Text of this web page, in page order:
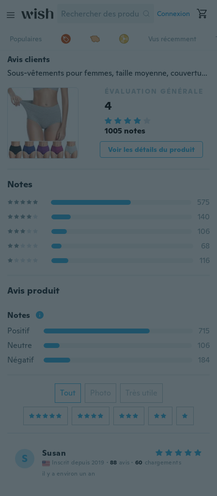
Connexion
Populaires Vus récemment
Avis clients
Sous-vêtements pour femmes, taille moyenne, couverture complète, culottes respirantes pour dames, culottes pour femmes. 1 paquet ou 4 paquets
ÉVALUATION GÉNÉRALE
4
1005 notes
Voir les détails du produit
Notes
575
140
106
68
116
Avis produit
Notes
Positif
715
Neutre
106
Négatif
184
Tout Photo Très utile
S Susan
Inscrit depuis 2019 · 88 avis · 60 chargements
il y a environ un an